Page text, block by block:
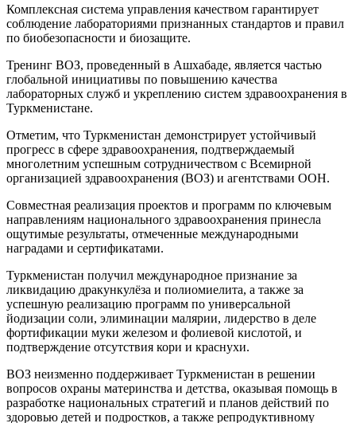
Комплексная система управления качеством гарантирует
соблюдение лабораториями признанных стандартов и правил
по биобезопасности и биозащите.
Тренинг ВОЗ, проведенный в Ашхабаде, является частью
глобальной инициативы по повышению качества
лабораторных служб и укреплению систем здравоохранения в
Туркменистане.
Отметим, что Туркменистан демонстрирует устойчивый
прогресс в сфере здравоохранения, подтверждаемый
многолетним успешным сотрудничеством с Всемирной
организацией здравоохранения (ВОЗ) и агентствами ООН.
Совместная реализация проектов и программ по ключевым
направлениям национального здравоохранения принесла
ощутимые результаты, отмеченные международными
наградами и сертификатами.
Туркменистан получил международное признание за
ликвидацию дракункулёза и полиомиелита, а также за
успешную реализацию программ по универсальной
йодизации соли, элиминации малярии, лидерство в деле
фортификации муки железом и фолиевой кислотой, и
подтверждение отсутствия кори и краснухи.
ВОЗ неизменно поддерживает Туркменистан в решении
вопросов охраны материнства и детства, оказывая помощь в
разработке национальных стратегий и планов действий по
здоровью детей и подростков, а также репродуктивному